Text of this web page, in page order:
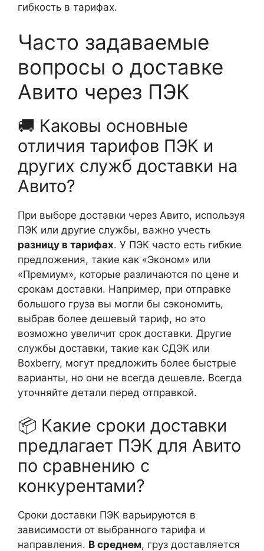
гибкость в тарифах.
Часто задаваемые
вопросы о доставке
Авито через ПЭК
🚚 Каковы основные
отличия тарифов ПЭК и
других служб доставки на
Авито?
При выборе доставки через Авито, используя
ПЭК или другие службы, важно учесть
разницу в тарифах. У ПЭК часто есть гибкие
предложения, такие как «Эконом» или
«Премиум», которые различаются по цене и
срокам доставки. Например, при отправке
большого груза вы могли бы сэкономить,
выбрав более дешевый тариф, но это
возможно увеличит срок доставки. Другие
службы доставки, такие как СДЭК или
Boxberry, могут предложить более быстрые
варианты, но они не всегда дешевле. Всегда
уточняйте детали перед отправкой.
📦 Какие сроки доставки
предлагает ПЭК для Авито
по сравнению с
конкурентами?
Сроки доставки ПЭК варьируются в
зависимости от выбранного тарифа и
направления. В среднем, груз доставляется